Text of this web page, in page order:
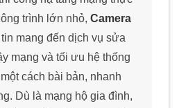
trình lớn nhỏ, Camera
mang đến dịch vụ sửa
mạng và tối ưu hệ thống
cách bài bản, nhanh
Dù là mạng hộ gia đình,